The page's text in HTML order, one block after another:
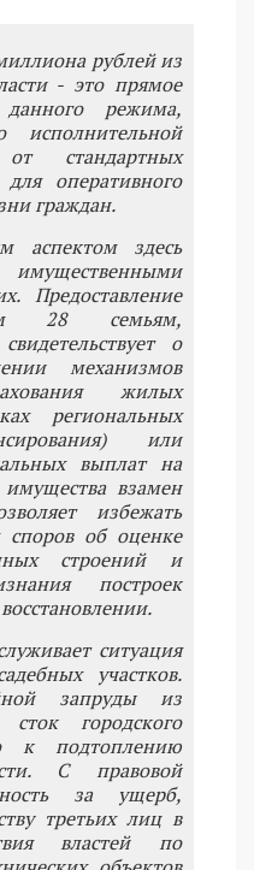
рублей из
- это прямое
данного режима,
исполнительной
стандартных
оперативного
граждан.
аспектом здесь
Предоставление
28 семьям,
о
механизмов
жилых
региональных
или
выплат на
взамен
избежать
споров об оценке
строений и
построек
ситуация
участков.
запруды из
городского
к подтоплению
С правовой
за ущерб,
третьих лиц в
властей по